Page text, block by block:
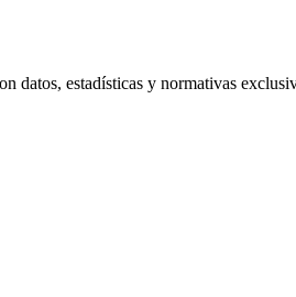
estadísticas y normativas